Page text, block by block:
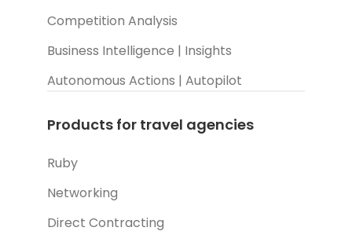
Competition Analysis
Business Intelligence | Insights
Autonomous Actions | Autopilot
Products for travel agencies
Ruby
Networking
Direct Contracting